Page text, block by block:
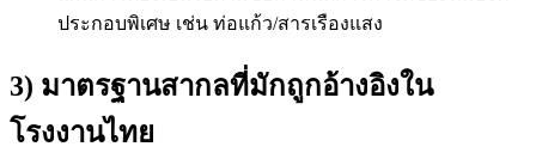
ประกอบพิเศษ เช่น ท่อแก้ว/สารเรืองแสง
3) มาตรฐานสากลที่มักถูกอ้างอิงใน
โรงงานไทย